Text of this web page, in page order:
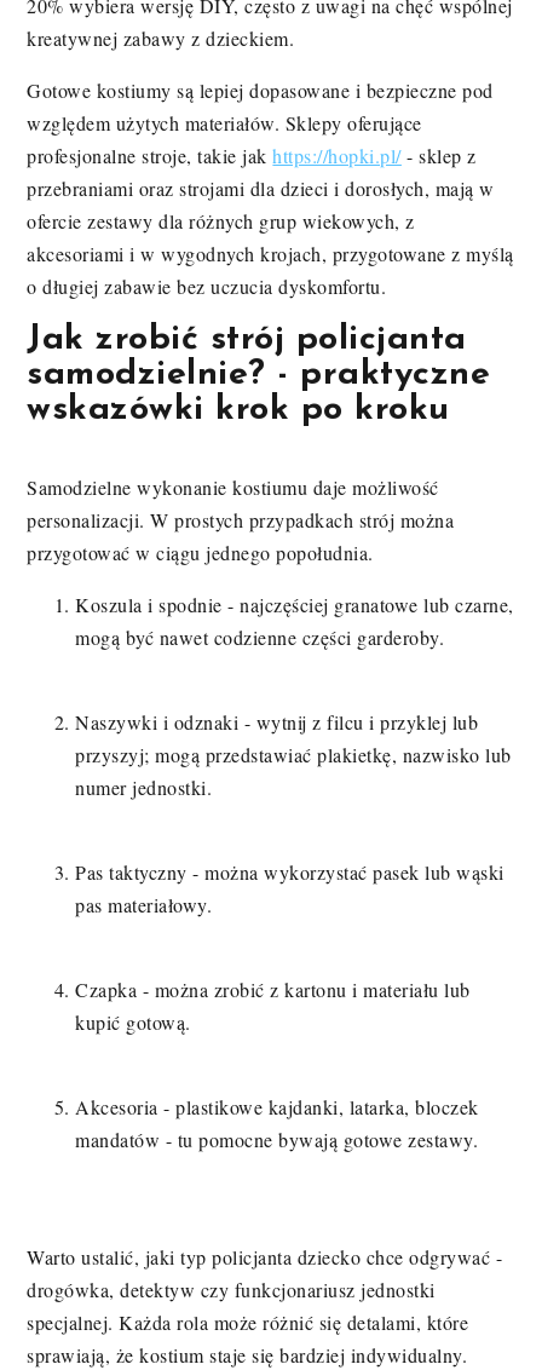
20% wybiera wersję DIY, często z uwagi na chęć wspólnej
kreatywnej zabawy z dzieckiem.
Gotowe kostiumy są lepiej dopasowane i bezpieczne pod
względem użytych materiałów. Sklepy oferujące
profesjonalne stroje, takie jakhttps://hopki.pl/- sklep z
przebraniami oraz strojami dla dzieci i dorosłych, mają w
ofercie zestawy dla różnych grup wiekowych, z
akcesoriami i w wygodnych krojach, przygotowane z myślą
o długiej zabawie bez uczucia dyskomfortu.
Jak zrobić strój policjanta
samodzielnie? - praktyczne
wskazówki krok po kroku
Samodzielne wykonanie kostiumu daje możliwość
personalizacji. W prostych przypadkach strój można
przygotować w ciągu jednego popołudnia.
Koszula i spodnie - najczęściej granatowe lub czarne,
mogą być nawet codzienne części garderoby.
Naszywki i odznaki - wytnij z filcu i przyklej lub
przyszyj; mogą przedstawiać plakietkę, nazwisko lub
numer jednostki.
Pas taktyczny - można wykorzystać pasek lub wąski
pas materiałowy.
Czapka - można zrobić z kartonu i materiału lub
kupić gotową.
Akcesoria - plastikowe kajdanki, latarka, bloczek
mandatów - tu pomocne bywają gotowe zestawy.
Warto ustalić, jaki typ policjanta dziecko chce odgrywać -
drogówka, detektyw czy funkcjonariusz jednostki
specjalnej. Każda rola może różnić się detalami, które
sprawiają, że kostium staje się bardziej indywidualny.